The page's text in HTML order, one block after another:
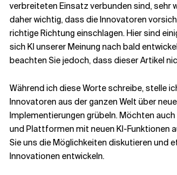
verbreiteten Einsatz verbunden sind, sehr
daher wichtig, dass die Innovatoren
richtige Richtung einschlagen. Hier sind
sich KI unserer Meinung nach bald
beachten Sie jedoch, dass dieser Artikel
Während ich diese Worte schreibe, stelle
Innovatoren aus der ganzen Welt über
Implementierungen grübeln. Möchten
und Plattformen mit neuen KI-Funktionen
Sie uns die Möglichkeiten diskutieren und
Innovationen entwickeln.